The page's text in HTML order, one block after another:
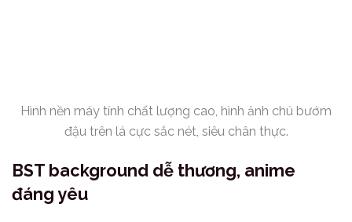
Hình nền máy tính chất lượng cao, hình ảnh chú bướm
đậu trên lá cực sắc nét, siêu chân thực.
BST background dễ thương, anime
đáng yêu